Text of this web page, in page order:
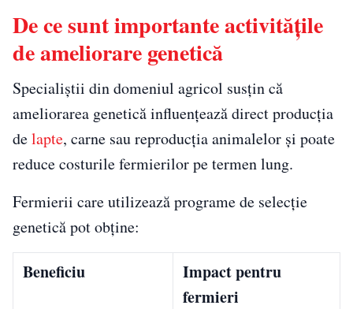
De ce sunt importante activitățile
de ameliorare genetică
Specialiștii din domeniul agricol susțin că
ameliorarea genetică influențează direct producția
delapte, carne sau reproducția animalelor și poate
reduce costurile fermierilor pe termen lung.
Fermierii care utilizează programe de selecție
genetică pot obține:
Beneficiu
Impact pentru
fermieri